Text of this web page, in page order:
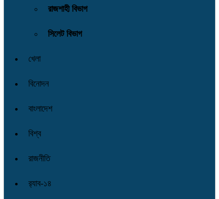
রাজশাহী বিভাগ
সিলেট বিভাগ
খেলা
বিনোদন
বাংলাদেশ
বিশ্ব
রাজনীতি
র‌্যাব-১৪